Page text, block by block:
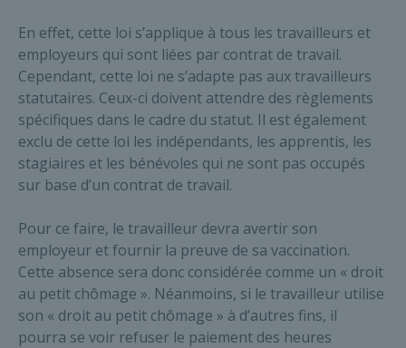
En effet, cette loi s’applique à tous les travailleurs et
employeurs qui sont liées par contrat de travail.
Cependant, cette loi ne s’adapte pas aux travailleurs
statutaires. Ceux-ci doivent attendre des règlements
spécifiques dans le cadre du statut. Il est également
exclu de cette loi les indépendants, les apprentis, les
stagiaires et les bénévoles qui ne sont pas occupés
sur base d’un contrat de travail.
Pour ce faire, le travailleur devra avertir son
employeur et fournir la preuve de sa vaccination.
Cette absence sera donc considérée comme un « droit
au petit chômage ». Néanmoins, si le travailleur utilise
son « droit au petit chômage » à d’autres fins, il
pourra se voir refuser le paiement des heures